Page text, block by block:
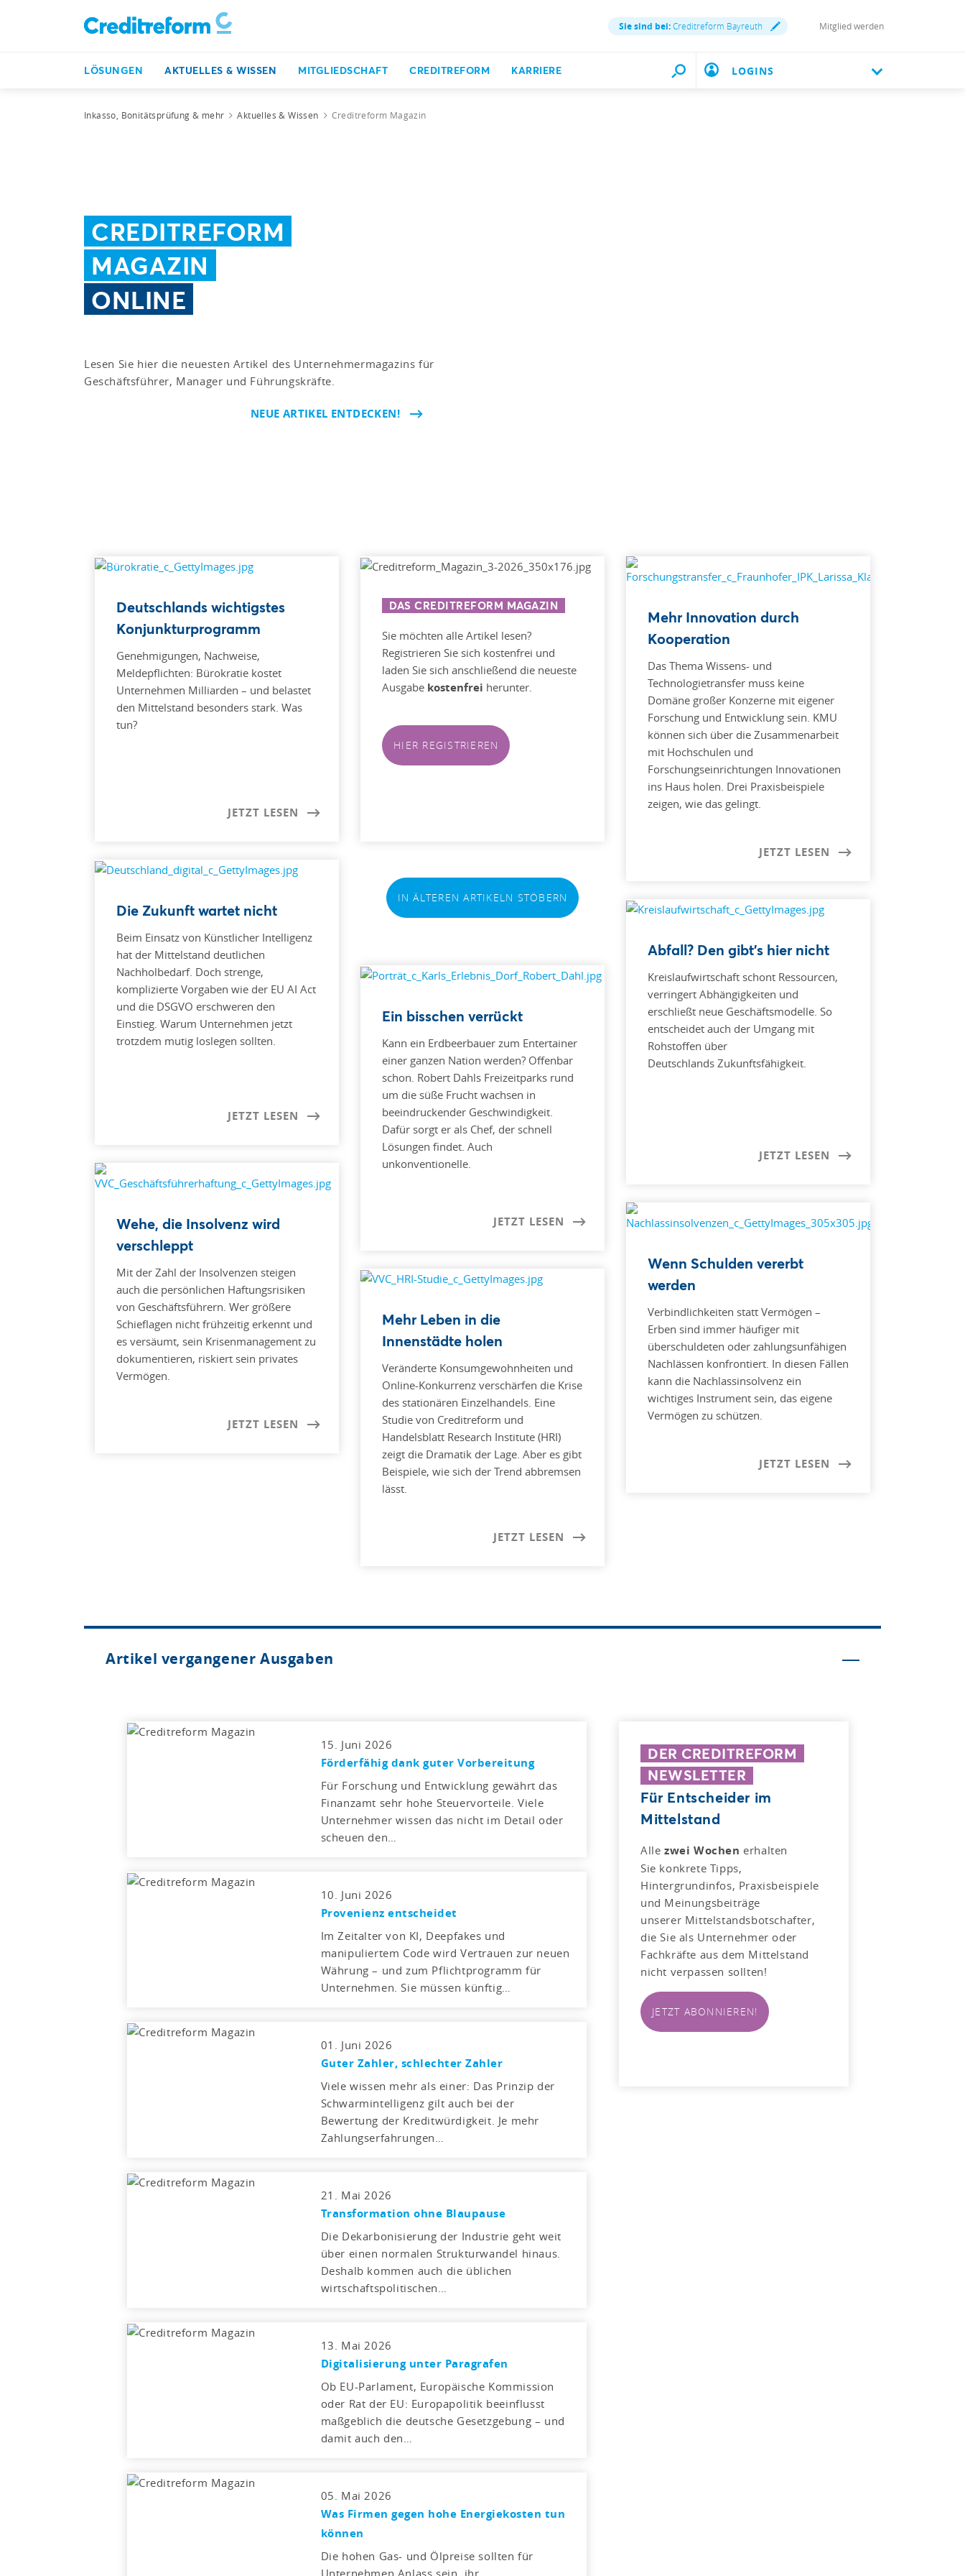
Sie sind bei:Creditreform Bayreuth Mitglied werden
LÖSUNGEN AKTUELLES & WISSEN MITGLIEDSCHAFT CREDITREFORM KARRIERE LOGINS
Inkasso, Bonitätsprüfung & mehr Aktuelles & Wissen Creditreform Magazin
CREDITREFORM
MAGAZIN
ONLINE
Lesen Sie hier die neuesten Artikel des Unternehmermagazins für
Geschäftsführer, Manager und Führungskräfte.
NEUE ARTIKEL ENTDECKEN!
Deutschlands wichtigstes
Konjunkturprogramm
Genehmigungen, Nachweise,
Meldepflichten: Bürokratie kostet
Unternehmen Milliarden – und belastet
den Mittelstand besonders stark. Was
tun?
JETZT LESEN
Die Zukunft wartet nicht
Beim Einsatz von Künstlicher Intelligenz
hat der Mittelstand deutlichen
Nachholbedarf. Doch strenge,
komplizierte Vorgaben wie der EU AI Act
und die DSGVO erschweren den
Einstieg. Warum Unternehmen jetzt
trotzdem mutig loslegen sollten.
JETZT LESEN
Wehe, die Insolvenz wird
verschleppt
Mit der Zahl der Insolvenzen steigen
auch die persönlichen Haftungsrisiken
von Geschäftsführern. Wer größere
Schieflagen nicht frühzeitig erkennt und
es versäumt, sein Krisenmanagement zu
dokumentieren, riskiert sein privates
Vermögen.
JETZT LESEN
DAS CREDITREFORM MAGAZIN
Sie möchten alle Artikel lesen?
Registrieren Sie sich kostenfrei und
laden Sie sich anschließend die neueste
Ausgabe kostenfrei herunter.
HIER REGISTRIEREN
IN ÄLTEREN ARTIKELN STÖBERN
Ein bisschen verrückt
Kann ein Erdbeerbauer zum Entertainer
einer ganzen Nation werden? Offenbar
schon. Robert Dahls Freizeitparks rund
um die süße Frucht wachsen in
beeindruckender Geschwindigkeit.
Dafür sorgt er als Chef, der schnell
Lösungen findet. Auch
unkonventionelle.
JETZT LESEN
Mehr Leben in die
Innenstädte holen
Veränderte Konsumgewohnheiten und
Online-Konkurrenz verschärfen die Krise
des stationären Einzelhandels. Eine
Studie von Creditreform und
Handelsblatt Research Institute (HRI)
zeigt die Dramatik der Lage. Aber es gibt
Beispiele, wie sich der Trend abbremsen
lässt.
JETZT LESEN
Mehr Innovation durch
Kooperation
Das Thema Wissens- und
Technologietransfer muss keine
Domäne großer Konzerne mit eigener
Forschung und Entwicklung sein. KMU
können sich über die Zusammenarbeit
mit Hochschulen und
Forschungseinrichtungen Innovationen
ins Haus holen. Drei Praxisbeispiele
zeigen, wie das gelingt.
JETZT LESEN
Abfall? Den gibt’s hier nicht
Kreislaufwirtschaft schont Ressourcen,
verringert Abhängigkeiten und
erschließt neue Geschäftsmodelle. So
entscheidet auch der Umgang mit
Rohstoffen über
Deutschlands Zukunftsfähigkeit.
JETZT LESEN
Wenn Schulden vererbt
werden
Verbindlichkeiten statt Vermögen –
Erben sind immer häufiger mit
überschuldeten oder zahlungsunfähigen
Nachlässen konfrontiert. In diesen Fällen
kann die Nachlassinsolvenz ein
wichtiges Instrument sein, das eigene
Vermögen zu schützen.
JETZT LESEN
Artikel vergangener Ausgaben
15. Juni 2026
Förderfähig dank guter Vorbereitung
Für Forschung und Entwicklung gewährt das
Finanzamt sehr hohe Steuervorteile. Viele
Unternehmer wissen das nicht im Detail oder
scheuen den…
10. Juni 2026
Provenienz entscheidet
Im Zeitalter von KI, Deepfakes und
manipuliertem Code wird Vertrauen zur neuen
Währung – und zum Pflichtprogramm für
Unternehmen. Sie müssen künftig…
01. Juni 2026
Guter Zahler, schlechter Zahler
Viele wissen mehr als einer: Das Prinzip der
Schwarmintelligenz gilt auch bei der
Bewertung der Kreditwürdigkeit. Je mehr
Zahlungserfahrungen…
21. Mai 2026
Transformation ohne Blaupause
Die Dekarbonisierung der Industrie geht weit
über einen normalen Strukturwandel hinaus.
Deshalb kommen auch die üblichen
wirtschaftspolitischen…
13. Mai 2026
Digitalisierung unter Paragrafen
Ob EU-Parlament, Europäische Kommission
oder Rat der EU: Europapolitik beeinflusst
maßgeblich die deutsche Gesetzgebung – und
damit auch den…
05. Mai 2026
Was Firmen gegen hohe Energiekosten tun
können
Die hohen Gas- und Ölpreise sollten für
Unternehmen Anlass sein, ihr
DER CREDITREFORM
NEWSLETTER
Für Entscheider im
Mittelstand
Alle zwei Wochen erhalten
Sie konkrete Tipps,
Hintergrundinfos, Praxisbeispiele
und Meinungsbeiträge
unserer Mittelstandsbotschafter,
die Sie als Unternehmer oder
Fachkräfte aus dem Mittelstand
nicht verpassen sollten!
JETZT ABONNIEREN!